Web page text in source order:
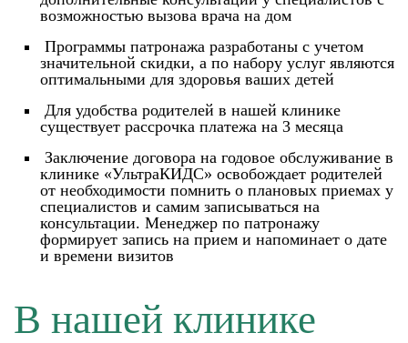
возможностью вызова врача на дом
Программы патронажа разработаны с учетом
значительной скидки, а по набору услуг являются
оптимальными для здоровья ваших детей
Для удобства родителей в нашей клинике
существует рассрочка платежа на 3 месяца
Заключение договора на годовое обслуживание в
клинике «УльтраКИДС» освобождает родителей
от необходимости помнить о плановых приемах у
специалистов и самим записываться на
консультации. Менеджер по патронажу
формирует запись на прием и напоминает о дате
и времени визитов
В нашей клинике